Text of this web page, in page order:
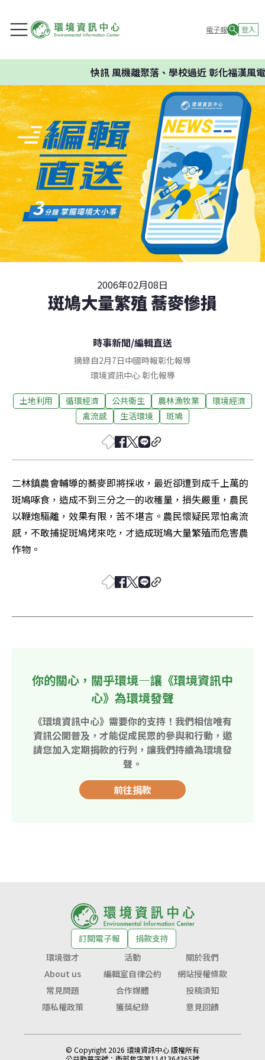
電子報 登入
快訊風機離聚落、學校過近 彰化福漢風電
2006年02月08日
斑鳩大量繁殖 蕎麥慘損
時事新聞/編輯直送
摘錄自2月7日中國時報彰化報導
環境資訊中心 彰化報導
土地利用 循環經濟 公共衛生 農林漁牧業
環境經濟
禽流感
生活環境 斑鳩
二林鎮農會輔導的蕎麥即將採收，最近卻遭到成千上萬的
斑鳩啄食，造成不到三分之一的收穫量，損失嚴重，農民
以鞭炮驅離，效果有限，苦不堪言。農民懷疑民眾怕禽流
感，不敢捕捉斑鳩烤來吃，才造成斑鳩大量繁殖而危害農
作物。
你的關心，關乎環境—讓《環境資訊中
心》為環境發聲
《環境資訊中心》需要你的支持！我們相信唯有
資訊公開普及，才能促成民眾的參與和行動，邀
請您加入定期捐款的行列，讓我們持續為環境發
聲。
前往捐款
訂閱電子報
捐款支持
環境徵才
活動
關於我們
About us
編輯室自律公約
網站授權條款
常見問題
合作媒體
投稿須知
隱私權政策
獲獎紀錄 意見回饋
© Copyright 2026 環境資訊中心 版權所有